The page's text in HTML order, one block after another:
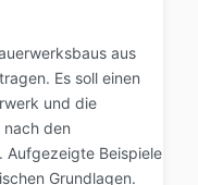
aus
Es soll einen
und die
nach den
Aufgezeigte Beispiele
Grundlagen.